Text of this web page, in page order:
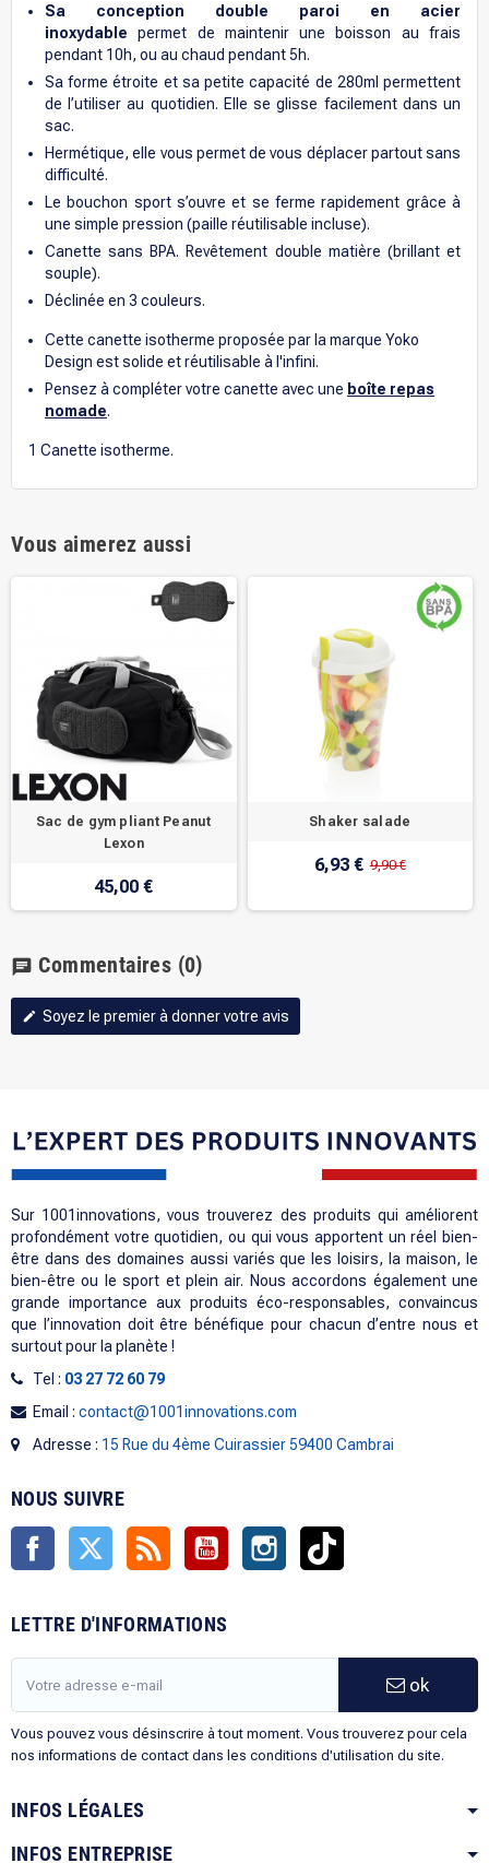
Sa conception double paroi en acier
inoxydable
permet de maintenir une boisson au frais
pendant 10h, ou au chaud pendant 5h.
Sa forme étroite et sa petite capacité de 280ml permettent
de l’utiliser au quotidien. Elle se glisse facilement dans un
sac.
Hermétique, elle vous permet de vous déplacer partout sans
difficulté.
Le bouchon sport s’ouvre et se ferme rapidement grâce à
une simple pression (paille réutilisable incluse).
Canette sans BPA. Revêtement double matière (brillant et
souple).
Déclinée en 3 couleurs.
Cette canette isotherme proposée par la marque Yoko
Design est solide et réutilisable à l'infini.
Pensez à compléter votre canette avec une boîte repas
nomade.
1 Canette isotherme.
Vous aimerez aussi
Sac de gym pliant Peanut
Lexon
45,00 €
Shaker salade
6,93 € 9,90 €
chat Commentaires (0)
edit Soyez le premier à donner votre avis
Sur 1001innovations, vous trouverez des produits qui améliorent
profondément votre quotidien, ou qui vous apportent un réel bien-
être dans des domaines aussi variés que les loisirs, la maison, le
bien-être ou le sport et plein air. Nous accordons également une
grande importance aux produits éco-responsables, convaincus
que l’innovation doit être bénéfique pour chacun d’entre nous et
surtout pour la planète !
Tel : 03 27 72 60 79
Email : contact@1001innovations.com
Adresse : 15 Rue du 4ème Cuirassier 59400 Cambrai
NOUS SUIVRE
Facebook Twitter Rss YouTube Instagram
LETTRE D'INFORMATIONS
ok
Vous pouvez vous désinscrire à tout moment. Vous trouverez pour cela
nos informations de contact dans les conditions d'utilisation du site.
INFOS LÉGALES
INFOS ENTREPRISE